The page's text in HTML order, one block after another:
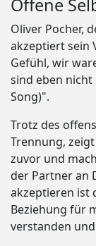
Offene
Oliver Pocher,
akzeptiert sein
Gefühl, wir
sind eben nicht
Song)".
Trotz des
Trennung,
zuvor und
der Partner an
akzeptieren ist
Beziehung für
verstanden